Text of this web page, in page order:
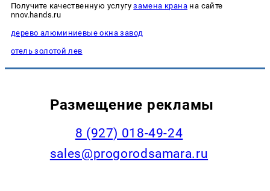
Получите качественную услугузамена крана на сайте
nnov.hands.ru
дерево алюминиевые окна завод
отель золотой лев
Размещение рекламы
8 (927) 018-49-24
sales@progorodsamara.ru